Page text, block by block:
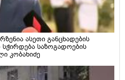
ასეთი განცხადების
საზოგადოების
კობახიძე